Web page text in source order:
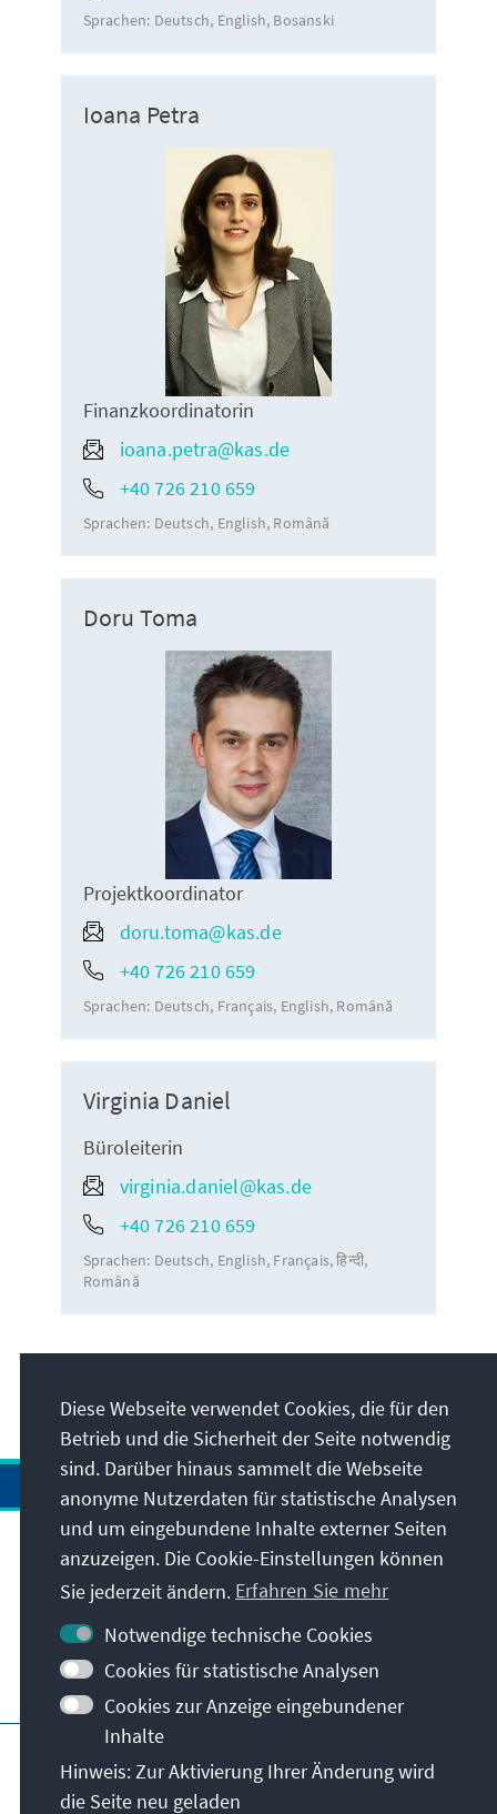
Sprachen: Deutsch English Bosanski
Ioana Petra
Finanzkoordinatorin
ioana.petra@kas.de
+40 726 210 659
Sprachen: Deutsch English Română
Doru Toma
Projektkoordinator
doru.toma@kas.de
+40 726 210 659
Sprachen: Deutsch Français English Română
Virginia Daniel
Büroleiterin
virginia.daniel@kas.de
+40 726 210 659
Sprachen: Deutsch English Français हिन्दी
Română
Anschrift
Kontakt
Besuchen Sie auch
Hauptseite der KAS
Nutzungsbedingungen
Erklärung zur Barrierefreiheit
Diese Webseite verwendet Cookies, die für den
Betrieb und die Sicherheit der Seite notwendig
sind. Darüber hinaus sammelt die Webseite
anonyme Nutzerdaten für statistische Analysen
und um eingebundene Inhalte externer Seiten
anzuzeigen. Die Cookie-Einstellungen können
Sie jederzeit ändern. Erfahren Sie mehr
Notwendige technische Cookies
Cookies für statistische Analysen
Cookies zur Anzeige eingebundener
Inhalte
Hinweis: Zur Aktivierung Ihrer Änderung wird
die Seite neu geladen